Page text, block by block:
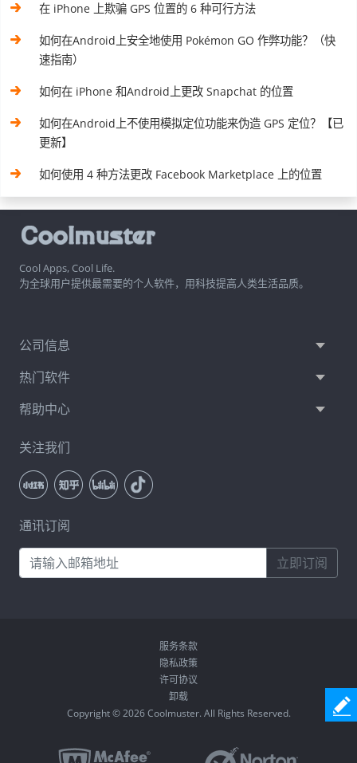
在 iPhone 上欺骗 GPS 位置的 6 种可行方法
如何在Android上安全地使用 Pokémon GO 作弊功能？（快
速指南）
如何在 iPhone 和Android上更改 Snapchat 的位置
如何在Android上不使用模拟定位功能来伪造 GPS 定位？【已
更新】
如何使用 4 种方法更改 Facebook Marketplace 上的位置
Cool Apps, Cool Life.
为全球用户提供最需要的个人软件，用科技提高人类生活品质。
公司信息
热门软件
帮助中心
关注我们
通讯订阅
立即订阅
服务条款
隐私政策
许可协议
卸载
Copyright © 2026 Coolmuster. All Rights Reserved.